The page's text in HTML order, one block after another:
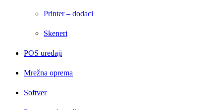
Printer – dodaci
Skeneri
POS uređaji
Mrežna oprema
Softver